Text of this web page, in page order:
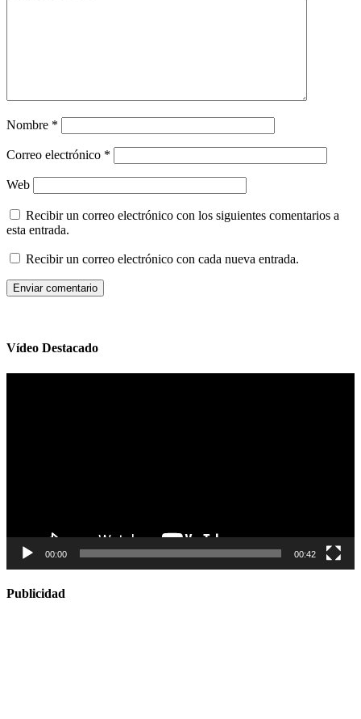
Nombre *
Correo electrónico *
Web
Recibir un correo electrónico con los siguientes comentarios a
esta entrada.
Recibir un correo electrónico con cada nueva entrada.
Vídeo Destacado
00:00 00:42
Publicidad